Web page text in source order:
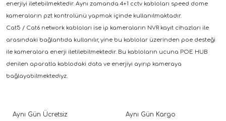
enerjiyi iletebilmektedir. Aynı zamanda 4+1 cctv kabloları speed dome
kameraların pzt kontrolünü yapmak içinde kullanılmaktadır.
Cat5 / Cat6 network kabloları ise ip kameraların NVR kayıt cihazları ile
arasındaki bağlantıda kullanılır, yine bu kablolar üzerinden poe desteği
ile kameralara enerji iletilebilmektedir. Bu kabloların ucuna POE HUB
denilen aparatla kablodaki data ve enerjiyi ayırıp kameraya
bağlayabilmektediyz.
Aynı Gün Ücretsiz Aynı Gün Kargo